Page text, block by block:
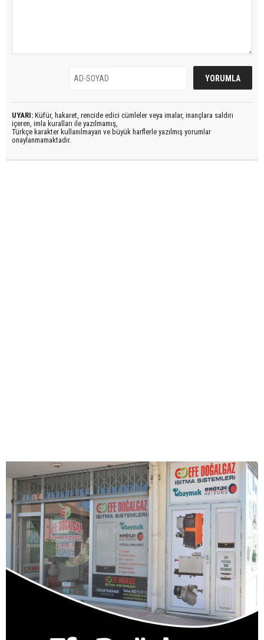
UYARI: Küfür, hakaret, rencide edici cümleler veya imalar, inançlara saldırı
içeren, imla kuralları ile yazılmamış,
Türkçe karakter kullanılmayan ve büyük harflerle yazılmış yorumlar
onaylanmamaktadır.